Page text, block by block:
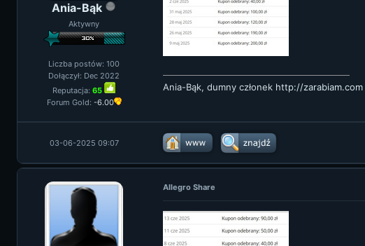
Ania-Bąk
Aktywny
Liczba postów: 100
Dołączył: Dec 2022
Reputacja: 65
Forum Gold: -6.00
Ania-Bąk, dumny członek http://zarabiam.com
03-06-2025 09:07
Allegro Share